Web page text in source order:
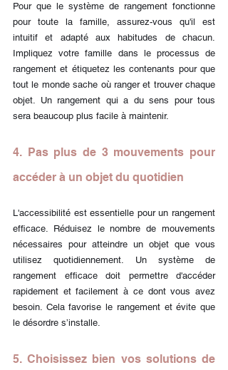
Pour que le système de rangement fonctionne
pour toute la famille, assurez-vous qu'il est
intuitif et adapté aux habitudes de chacun.
Impliquez votre famille dans le processus de
rangement et étiquetez les contenants pour que
tout le monde sache où ranger et trouver chaque
objet. Un rangement qui a du sens pour tous
sera beaucoup plus facile à maintenir.
4. Pas plus de 3 mouvements pour
accéder à un objet du quotidien
L'accessibilité est essentielle pour un rangement
efficace. Réduisez le nombre de mouvements
nécessaires pour atteindre un objet que vous
utilisez quotidiennement. Un système de
rangement efficace doit permettre d'accéder
rapidement et facilement à ce dont vous avez
besoin. Cela favorise le rangement et évite que
le désordre s’installe.
5. Choisissez bien vos solutions de